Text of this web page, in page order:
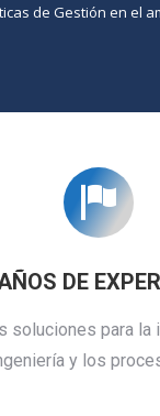
de Gestión en el
DE
soluciones para la
y los